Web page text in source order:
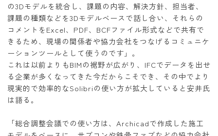
の3Dモデルを統合し、課題の内容、解決方針、担当者、
課題の種類などを3Dモデルベースで話し合い、それらの
コメントをExcel、PDF、BCFファイル形式などで共有で
きるため、現場の関係者や協力会社をつなげるコミュニケ
ーションツールとして使うのです」。
これは以前よりもBIMの裾野が広がり、IFCでデータを出せ
る企業が多くなってきた今だからこそでき、その中でより
現実的で効率的なSolibriの使い方が拡大していると安井氏
は語る。
「総合調整会議での使い方は、Archicadで作成した施工